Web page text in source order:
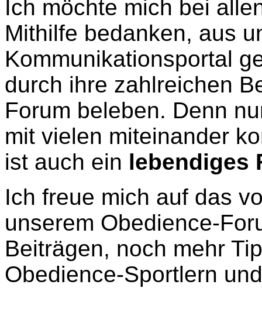
Ich möchte mich bei
Mithilfe bedanken, aus
Kommunikationsportal
durch ihre zahlreichen
Forum beleben. Denn
mit vielen miteinander
ist auch ein lebendiges
Ich freue mich auf das
unserem Obedience-
Beiträgen, noch mehr
Obedience-Sportlern